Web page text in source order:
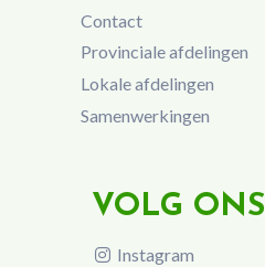
Contact
Provinciale afdelingen
Lokale afdelingen
Samenwerkingen
VOLG ONS
Instagram